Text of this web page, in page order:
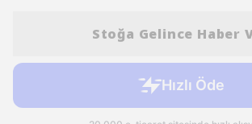
Stoğa Gelince Haber